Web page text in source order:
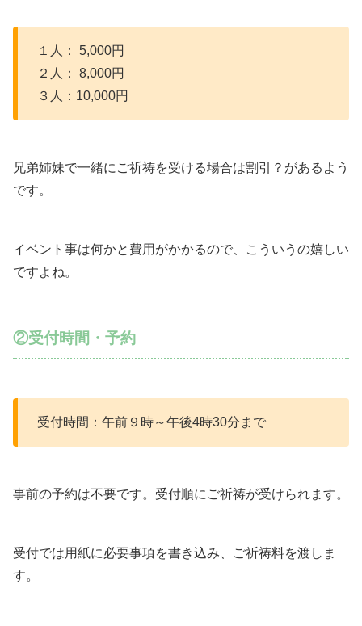
１人： 5,000円
２人： 8,000円
３人：10,000円
兄弟姉妹で一緒にご祈祷を受ける場合は割引？があるよう
です。
イベント事は何かと費用がかかるので、こういうの嬉しい
ですよね。
②受付時間・予約
受付時間：午前９時～午後4時30分まで
事前の予約は不要です。受付順にご祈祷が受けられます。
受付では用紙に必要事項を書き込み、ご祈祷料を渡しま
す。